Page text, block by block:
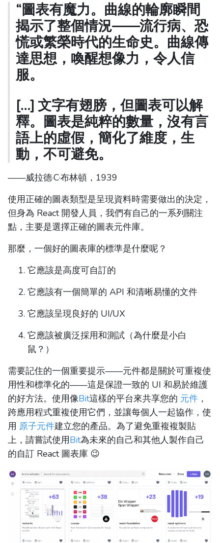
“圖表有魔力。曲線的輪廓瞬間
揭示了整個情況——流行病、恐
慌或繁榮時代的生命史。曲線傳
達思想，喚醒想像力，令人信
服。
[...] 文字有翅膀，但圖表可以解
釋。圖表是純粹的數量，沒有言
語上的虛假，簡化了維度，生
動，不可避免。
——威拉德·C·布林頓，1939
使用正確的圖表類型是呈現資料時需要做出的決定，
但身為 React 開發人員，我們有自己的一系列關注
點，主要是選擇正確的圖表元件庫。
那麼，一個好的圖表庫的標準是什麼呢？
它應該是高度可自訂的
它應該有一個簡單的 API 和清晰易懂的文件
它應該呈現良好的 UI/UX
它應該被廣泛採用和測試（為什麼是小白
鼠？）
需要記住的一個重要提示——元件都是關於可重複使
用性和標準化的——這是保證一致的 UI 和易於維護
的好方法。使用像Bit這樣的平台來共享您的 元件 ，
跨應用程式重複使用它們，並讓每個人一起協作，使
用 原子元件建立您的產品。為了避免重複複製貼
上，請嘗試使用Bit為未來的自己和其他人製作自己
的自訂 React 圖表庫 😉